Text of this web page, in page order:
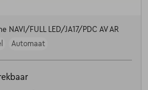
NAVI/FULL LED/JA17/PDC AV AR
Automaat